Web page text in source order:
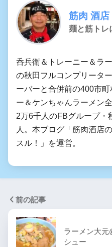
筋肉 酒店
麺と筋トレ
呑兵衛＆トレーニー＆ラ
の秋田フルコンプリータ
ーバーと合併前の400市
ー＆ケンちゃんラーメン
2万6千人のFBグループ・
人。本ブログ「筋肉酒店
スル！」を運営。
前の記事
ラーメン大元
シュー